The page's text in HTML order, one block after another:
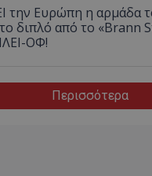
την Ευρώπη η αρμάδα
διπλό από το «Brann
ΟΦ!
Περισσότερα